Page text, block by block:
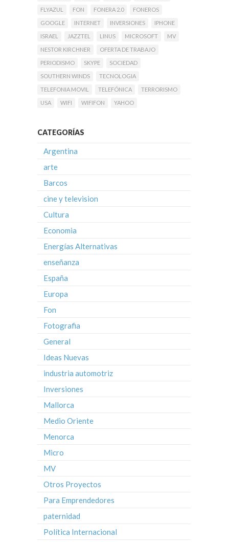
FLYAZUL
FON FONERA 2.0
FONEROS
GOOGLE
INTERNET INVERSIONES
IPHONE
ISRAEL
JAZZTEL LINUS MICROSOFT
MV
NESTOR KIRCHNER
OFERTA DE TRABAJO
PERIODISMO
SKYPE
SOCIEDAD
SOUTHERN WINDS
TECNOLOGIA
TELEFONIA MOVIL
TELEFÓNICA
TERRORISMO
USA
WIFI WIFIFON YAHOO
CATEGORÍAS
Argentina
arte
Barcos
cine y television
Cultura
Economia
Energías Alternativas
enseñanza
España
Europa
Fon
Fotografia
General
Ideas Nuevas
industria automotriz
Inversiones
Mallorca
Medio Oriente
Menorca
Micro
MV
Otros Proyectos
Para Emprendedores
paternidad
Política Internacional